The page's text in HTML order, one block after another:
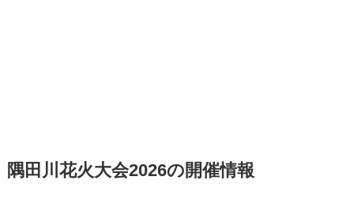
隅田川花火大会2026の開催情報